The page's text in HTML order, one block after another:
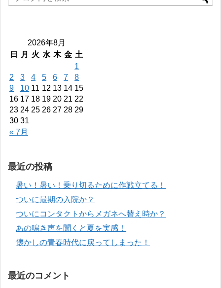
2026年8月
日
月 火 水 木 金 土
« 7月
1
2
3 4 5 6 7
8
9
10 11 12 13 14 15
16 17 18 19 20 21 22
23 24 25 26 27 28 29
30 31
最近の投稿
暑い！暑い！乗り切るために作戦立てる！
ついに最期の入院か？
ついにコンタクトからメガネへ替え時か？
あの鳴き声を聞くと夏を実感！
懐かしの青春時代に戻ってしまった！
最近のコメント